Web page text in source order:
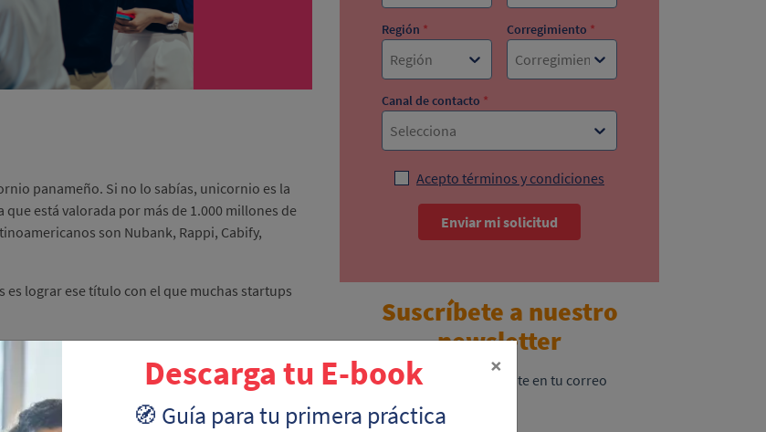
panameño. Si no lo sabías, unicornio es la
está valorada por más de 1.000 millones de
son Nubank, Rappi, Cabify,
es lograr ese título con el que muchas startups
y Orlando Reyes, Wisy es una propuesta de
de las empresas. Desde su app, Wisy ofrece
y organizaciones mediante acciones como:
Región *
Región
Corregimiento *
Corregimiento
Canal de contacto *
Selecciona
Acepto términos y condiciones
Enviar mi solicitud
Suscríbete a nuestro
newsletter
Recibe lo más reciente en tu correo
×
Descarga tu E-book
🧭 Guía para tu primera práctica